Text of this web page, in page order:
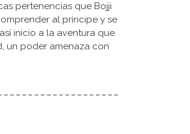
pertenencias que Bojji
al príncipe y se
inicio a la aventura que
un poder amenaza con